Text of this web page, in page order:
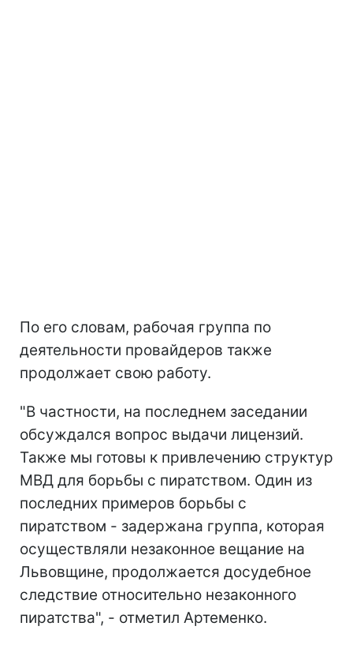
По его словам, рабочая группа по
деятельности провайдеров также
продолжает свою работу.
"В частности, на последнем заседании
обсуждался вопрос выдачи лицензий.
Также мы готовы к привлечению структур
МВД для борьбы с пиратством. Один из
последних примеров борьбы с
пиратством - задержана группа, которая
осуществляли незаконное вещание на
Львовщине, продолжается досудебное
следствие относительно незаконного
пиратства", - отметил Артеменко.